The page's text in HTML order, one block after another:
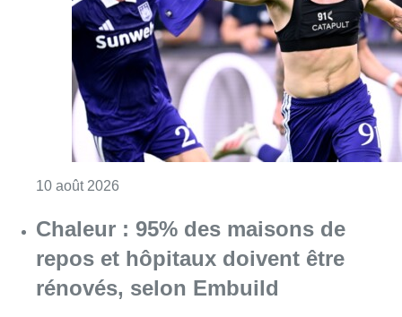
10 août 2026
Chaleur : 95% des maisons de
repos et hôpitaux doivent être
rénovés, selon Embuild